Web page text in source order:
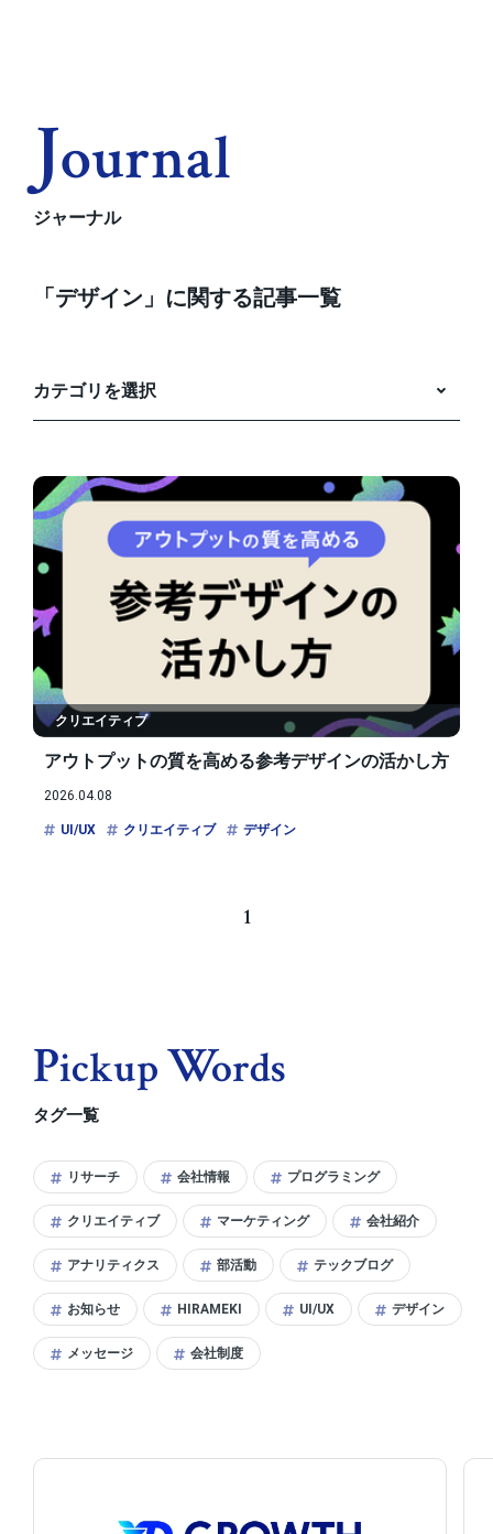
JOurnal
ジャーナル
「デザイン」に関する記事一覧
カテゴリを選択
クリエイティブ
アウトプットの質を高める参考デザインの活かし方
2026.04.08
UI/UX クリエイティブ デザイン
1
PIckupWOrds
タグ一覧
リサーチ 会社情報 プログラミング
クリエイティブ マーケティング 会社紹介
アナリティクス 部活動 テックブログ
お知らせ HIRAMEKI UI/UX デザイン
メッセージ 会社制度